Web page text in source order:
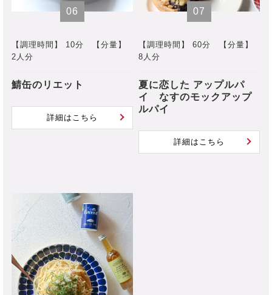
06
【調理時間】 10分
【分量】
2人分
鯖缶のリエット
詳細はこちら
07
【調理時間】 60分
【分量】
8人分
夏に恋した アップルパ
イ なすのモックアップ
ルパイ
詳細はこちら